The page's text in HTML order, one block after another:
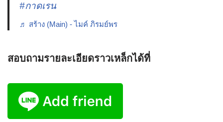
#กาดเรน
♬ สร้าง (Main) - ไมค์ ภิรมย์พร
สอบถามรายละเอียดราวเหล็กได้ที่